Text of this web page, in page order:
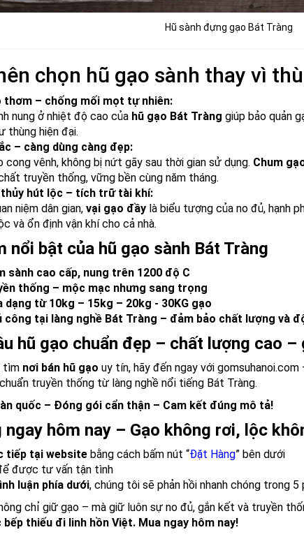
Hũ sành đựng gạo Bát Tràng
chọn hũ gạo sành thay vì
thơm – chống mối mọt tự nhiên:
nung ở nhiệt độ cao của hũ gạo Bát Tràng giúp bảo quản
thùng hiện đại.
– càng dùng càng đẹp:
cong vênh, không bị nứt gãy sau thời gian sử dụng. Chum
truyền thống, vững bền cùng năm tháng.
hút lộc – tích trữ tài khí:
niệm dân gian, vại gạo đầylà biểu tượng của no đủ, hạnh
và ổn định vận khí cho cả nhà.
nổi bật của hũ gạo sành Bát Tràng
sành cao cấp, nung trên 1200 độ C
thống – mộc mạc nhưng sang trọng
dạng từ 10kg – 15kg – 20kg - 30KG gạo
công tại làng nghề Bát Tràng – đảm bảo chất lượng và
hũ gạo chuẩn đẹp – chất lượng cao –
tìm nơi bán hũ gạo uy tín, hãy đến ngay với
chuẩn truyền thống từ làng nghề nổi tiếng Bát Tràng.
quốc – Đóng gói cẩn thận – Cam kết đúng mô tả!
hôm nay – Gạo không rơi, lộc
tiếp tại websitebằng cách bấm nút “Đặt Hàng” bên dưới
được tư vấn tận tình
luận phía dưới, chúng tôi sẽ phản hồi nhanh chóng trong 5
chỉ giữ gạo – mà giữ luôn sự no đủ, gắn kết và truyền
thiếu đi linh hồn Việt. Mua ngay hôm nay!